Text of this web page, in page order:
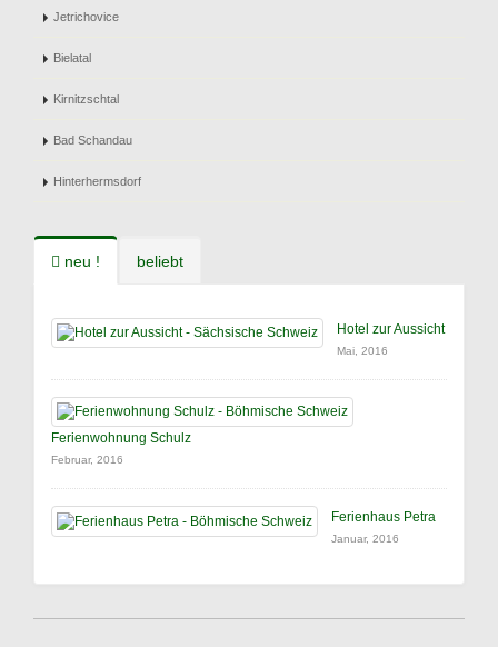
Jetrichovice
Bielatal
Kirnitzschtal
Bad Schandau
Hinterhermsdorf
neu ! beliebt
Hotel zur Aussicht
Mai, 2016
Ferienwohnung Schulz
Februar, 2016
Ferienhaus Petra
Januar, 2016